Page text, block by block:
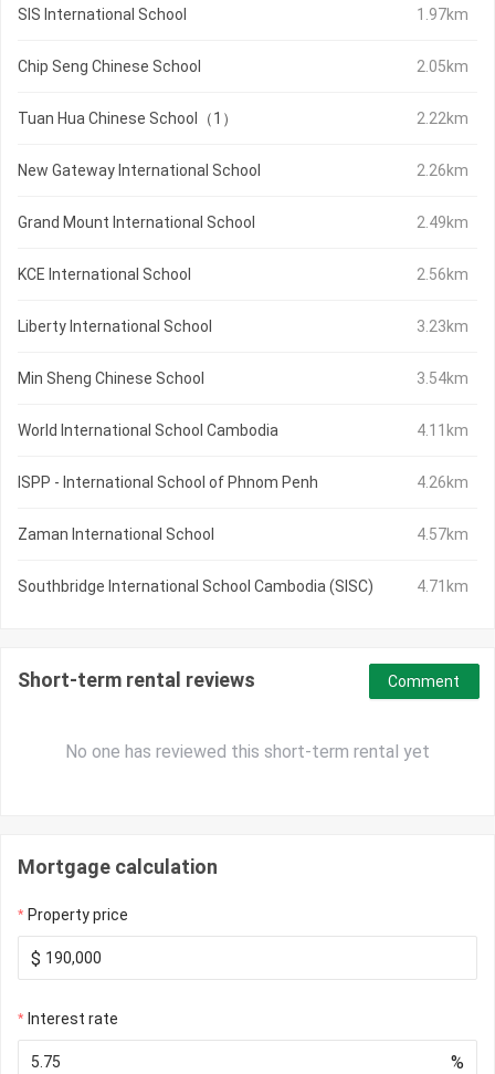
SIS International School 1.97km
Chip Seng Chinese School 2.05km
Tuan Hua Chinese School（1） 2.22km
New Gateway International School 2.26km
Grand Mount International School 2.49km
KCE International School 2.56km
Liberty International School 3.23km
Min Sheng Chinese School 3.54km
World International School Cambodia 4.11km
ISPP - International School of Phnom Penh 4.26km
Zaman International School 4.57km
Southbridge International School Cambodia (SISC) 4.71km
Short-term rental reviews
No one has reviewed this short-term rental yet
Comment
Mortgage calculation
Property price
$
Interest rate
%